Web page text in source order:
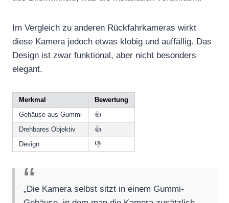
Im Vergleich zu anderen Rückfahrkameras wirkt
diese Kamera jedoch etwas klobig und auffällig. Das
Design ist zwar funktional, aber nicht besonders
elegant.
Merkmal
Bewertung
Gehäuse aus Gummi
👍
Drehbares Objektiv
👍
Design
👎
„Die Kamera selbst sitzt in einem Gummi-